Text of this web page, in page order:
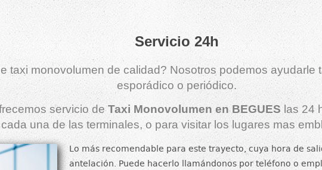
Servicio 24h
taxi monovolumen de calidad? Nosotros podemos ayudarle
esporádico o periódico.
servicio deTaxi Monovolumen en BEGUES las 24
una de las terminales, o para visitar los lugares mas
Lo más recomendable para este trayecto, cuya hora de
antelación. Puede hacerlo llamándonos por teléfono o